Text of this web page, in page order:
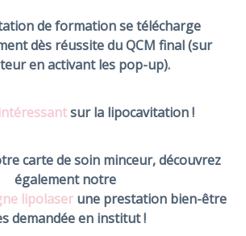
de formation se télécharge
dès réussite du QCM final (sur
en activant les pop-up).
sur la lipocavitation !
carte de soin minceur, découvrez
également notre
lipolaserune prestation bien-être
demandée en institut !